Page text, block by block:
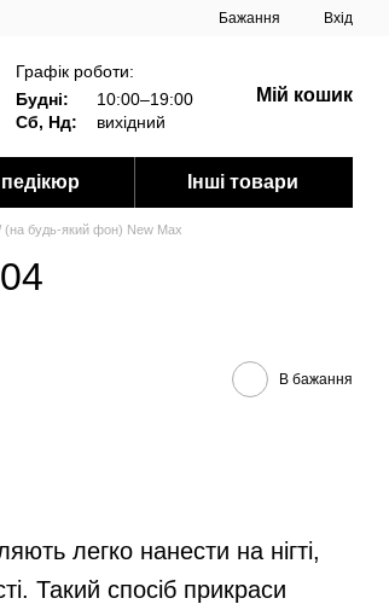
Бажання Вхід
Графік роботи:
Будні:
10:00–19:00
Сб, Нд:
вихідний
Мій кошик
Інші товари
(на будь-який фон) New Max
В бажання
легко нанести на нігті,
Такий спосіб прикраси